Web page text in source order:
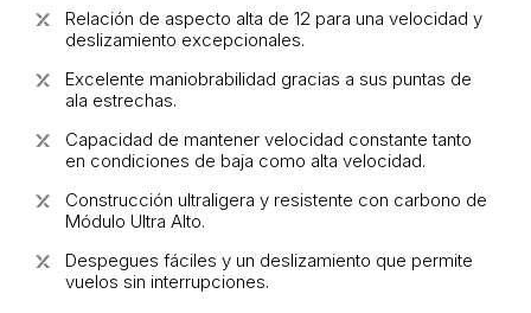
Relación de aspecto alta de 12 para una velocidad y
deslizamiento excepcionales.
Excelente maniobrabilidad gracias a sus puntas de
ala estrechas.
Capacidad de mantener velocidad constante tanto
en condiciones de baja como alta velocidad.
Construcción ultraligera y resistente con carbono de
Módulo Ultra Alto.
Despegues fáciles y un deslizamiento que permite
vuelos sin interrupciones.